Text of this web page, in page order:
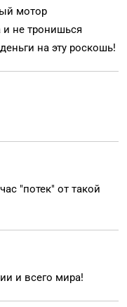
мотор
и не тронишься
на эту роскошь!
"потек" от такой
и всего мира!